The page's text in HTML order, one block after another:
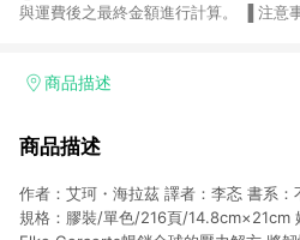
與運費後之最終金額進行計算。 ▐ 注意事項 (1) 部分服務及店家
Smart mobile、神腦生活、JS巨盛、樂
台灣樂天市場，並在同一瀏覽器於24小
市場 45 天內完成訂單出貨及結帳，則不符
使用APP、或中途瀏覽比價網、回饋網
商品描述
商品描述
作者：艾珂・海拉茲 譯者：李忞 書系
規格：膠裝/單色/216頁/14.8cm×21cm